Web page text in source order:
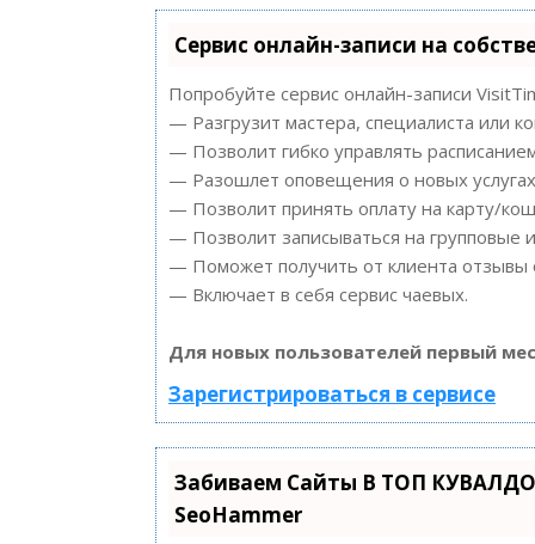
Сервис онлайн-записи на
Попробуйте сервис онлайн-записи
— Разгрузит мастера, специалиста или
— Позволит гибко управлять
— Разошлет оповещения о новых
— Позволит принять оплату на карту/
— Позволит записываться на групповые
— Поможет получить от клиента отзывы
— Включает в себя сервис чаевых.
Для новых пользователей первый
Зарегистрироваться в сервисе
Забиваем Сайты В ТОП
SeoHammer